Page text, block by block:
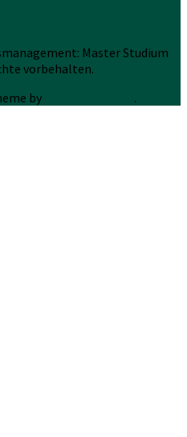
Master Studium
vorbehalten.
by .